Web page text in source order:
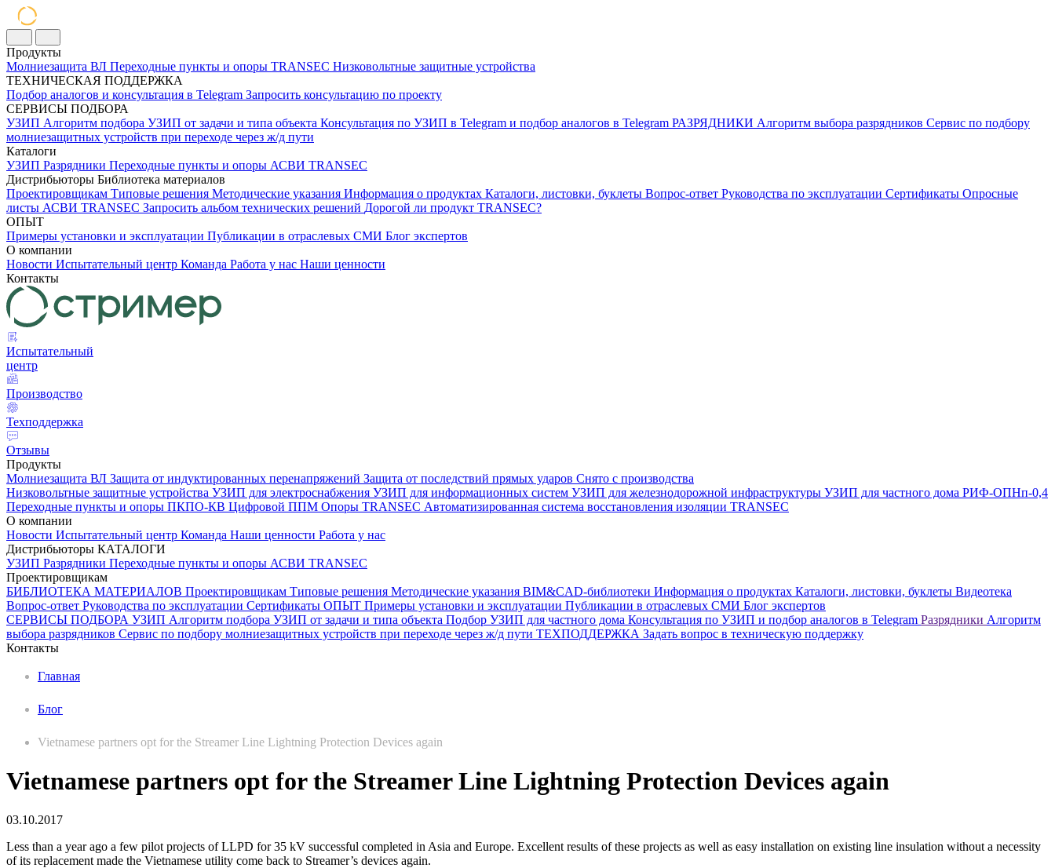
Продукты
Молниезащита ВЛ Переходные пункты и опоры TRANSEC Низковольтные защитные устройства
ТЕХНИЧЕСКАЯ ПОДДЕРЖКА
Подбор аналогов и консультация в Telegram Запросить консультацию по проекту
СЕРВИСЫ ПОДБОРА
УЗИП Алгоритм подбора УЗИП от задачи и типа объекта Консультация по УЗИП в Telegram и подбор аналогов в Telegram РАЗРЯДНИКИ Алгоритм выбора разрядников Сервис по подбору
молниезащитных устройств при переходе через ж/д пути
Каталоги
УЗИП Разрядники Переходные пункты и опоры АСВИ TRANSEC
Дистрибьюторы Библиотека материалов
Проектировщикам Типовые решения Методические указания Информация о продуктах Каталоги, листовки, буклеты Вопрос-ответ Руководства по эксплуатации Сертификаты Опросные
листы АСВИ TRANSEC Запросить альбом технических решений Дорогой ли продукт TRANSEC?
ОПЫТ
Примеры установки и эксплуатации Публикации в отраслевых СМИ Блог экспертов
О компании
Новости Испытательный центр Команда Работа у нас Наши ценности
Контакты
Испытательный
центр
Производство
Техподдержка
Отзывы
Продукты
Молниезащита ВЛ Защита от индуктированных перенапряжений Защита от последствий прямых ударов Снято с производства
Низковольтные защитные устройства УЗИП для электроснабжения УЗИП для информационных систем УЗИП для железнодорожной инфраструктуры УЗИП для частного дома РИФ-ОПНп-0,4
Переходные пункты и опоры ПКПО-КВ Цифровой ППМ Опоры TRANSEC Автоматизированная система восстановления изоляции TRANSEC
О компании
Новости Испытательный центр Команда Наши ценности Работа у нас
Дистрибьюторы КАТАЛОГИ
УЗИП Разрядники Переходные пункты и опоры АСВИ TRANSEC
Проектировщикам
БИБЛИОТЕКА МАТЕРИАЛОВ Проектировщикам Типовые решения Методические указания BIM&CAD-библиотеки Информация о продуктах Каталоги, листовки, буклеты Видеотека
Вопрос-ответ Руководства по эксплуатации Сертификаты ОПЫТ Примеры установки и эксплуатации Публикации в отраслевых СМИ Блог экспертов
СЕРВИСЫ ПОДБОРА УЗИП Алгоритм подбора УЗИП от задачи и типа объекта Подбор УЗИП для частного дома Консультация по УЗИП и подбор аналогов в Telegram Разрядники Алгоритм
выбора разрядников Сервис по подбору молниезащитных устройств при переходе через ж/д пути ТЕХПОДДЕРЖКА Задать вопрос в техническую поддержку
Контакты
Главная
Блог
Vietnamese partners opt for the Streamer Line Lightning Protection Devices again
Vietnamese partners opt for the Streamer Line Lightning Protection Devices again
03.10.2017
Less than a year ago a few pilot projects of LLPD for 35 kV successful completed in Asia and Europe. Excellent results of these projects as well as easy installation on existing line insulation without a necessity
of its replacement made the Vietnamese utility come back to Streamer’s devices again.